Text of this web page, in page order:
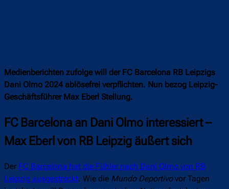
Medienberichten zufolge will der FC Barcelona RB Leipzigs
Dani Olmo 2024 ablösefrei verpflichten. Nun bezog Leipzig-
Geschäftsführer Max Eberl Stellung.
FC Barcelona an Dani Olmo interessiert –
Max Eberl von RB Leipzig äußert sich
Der FC Barcelona hat die Fühler nach Dani Olmo von RB
Leipzig ausgestreckt. Wie die Mundo Deportivovor Tagen